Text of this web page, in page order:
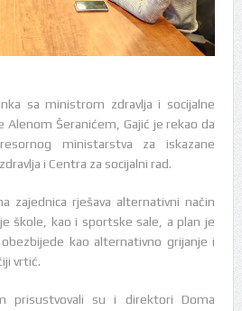
sa ministrom zdravlja i socijalne
Alenom Šeranićem, Gajić je rekao da
ministarstva za iskazane
i Centra za socijalni rad.
zajednica rješava alternativni način
škole, kao i sportske sale, a plan je
kao alternativno grijanje i
vrtić.
prisustvovali su i direktori Doma